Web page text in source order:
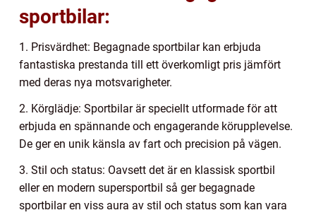
sportbilar:
1. Prisvärdhet: Begagnade sportbilar kan erbjuda
fantastiska prestanda till ett överkomligt pris jämfört
med deras nya motsvarigheter.
2. Körglädje: Sportbilar är speciellt utformade för att
erbjuda en spännande och engagerande körupplevelse.
De ger en unik känsla av fart och precision på vägen.
3. Stil och status: Oavsett det är en klassisk sportbil
eller en modern supersportbil så ger begagnade
sportbilar en viss aura av stil och status som kan vara